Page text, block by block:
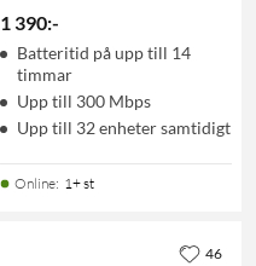
1 390:-
Batteritid på upp till 14
timmar
Upp till 300 Mbps
Upp till 32 enheter samtidigt
Online: 1+ st
46